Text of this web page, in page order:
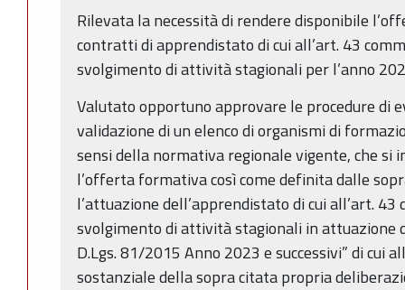
Rilevata la necessità di rendere disponibile
contratti di apprendistato di cui all’art. 43
svolgimento di attività stagionali per l’anno
Valutato opportuno approvare le procedure di
validazione di un elenco di organismi di
sensi della normativa regionale vigente, che si
l’offerta formativa così come definita dalle
l’attuazione dell’apprendistato di cui all’art.
svolgimento di attività stagionali in attuazione
D.Lgs. 81/2015 Anno 2023 e successivi” di cui
sostanziale della sopra citata propria